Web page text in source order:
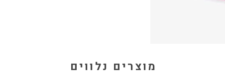
מוצרים נלווים